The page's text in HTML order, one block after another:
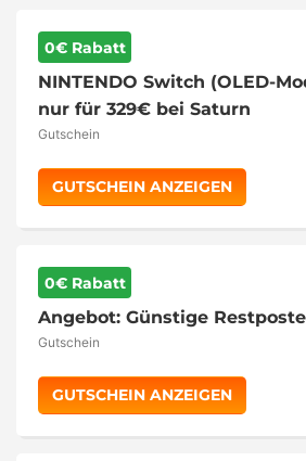
0€ Rabatt
NINTENDO Switch (OLED-
nur für 329€ bei Saturn
Gutschein
GUTSCHEIN ANZEIGEN
0€ Rabatt
Angebot: Günstige
Gutschein
GUTSCHEIN ANZEIGEN